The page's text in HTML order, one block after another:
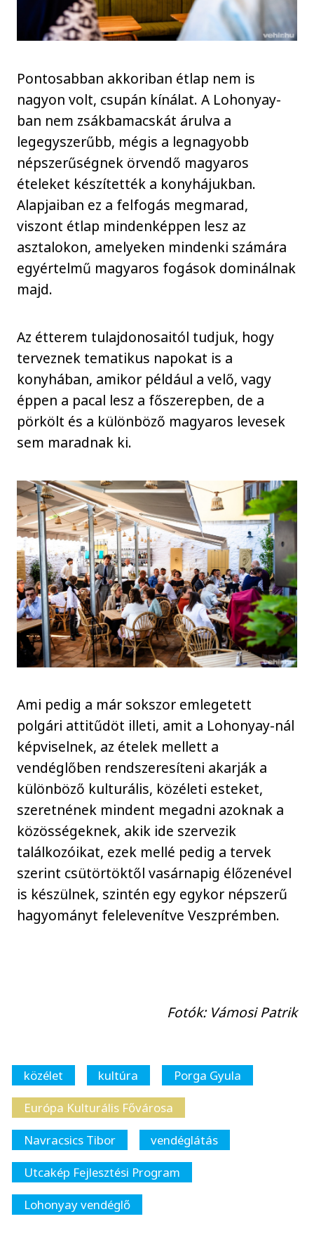
Pontosabban akkoriban étlap nem is
nagyon volt, csupán kínálat. A Lohonyay-
ban nem zsákbamacskát árulva a
legegyszerűbb, mégis a legnagyobb
népszerűségnek örvendő magyaros
ételeket készítették a konyhájukban.
Alapjaiban ez a felfogás megmarad,
viszont étlap mindenképpen lesz az
asztalokon, amelyeken mindenki számára
egyértelmű magyaros fogások dominálnak
majd.
Az étterem tulajdonosaitól tudjuk, hogy
terveznek tematikus napokat is a
konyhában, amikor például a velő, vagy
éppen a pacal lesz a főszerepben, de a
pörkölt és a különböző magyaros levesek
sem maradnak ki.
Ami pedig a már sokszor emlegetett
polgári attitűdöt illeti, amit a Lohonyay-nál
képviselnek, az ételek mellett a
vendéglőben rendszeresíteni akarják a
különböző kulturális, közéleti esteket,
szeretnének mindent megadni azoknak a
közösségeknek, akik ide szervezik
találkozóikat, ezek mellé pedig a tervek
szerint csütörtöktől vasárnapig élőzenével
is készülnek, szintén egy egykor népszerű
hagyományt felelevenítve Veszprémben.
Fotók: Vámosi Patrik
közélet kultúra
Porga Gyula
Európa Kulturális Fővárosa
Navracsics Tibor
vendéglátás
Utcakép Fejlesztési Program
Lohonyay vendéglő